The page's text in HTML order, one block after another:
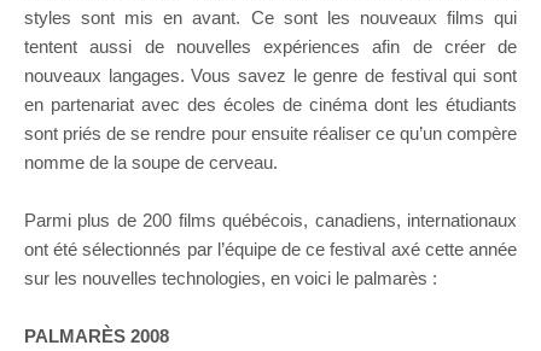
styles sont mis en avant. Ce sont les nouveaux films qui
tentent aussi de nouvelles expériences afin de créer de
nouveaux langages. Vous savez le genre de festival qui sont
en partenariat avec des écoles de cinéma dont les étudiants
sont priés de se rendre pour ensuite réaliser ce qu’un compère
nomme de la soupe de cerveau.
Parmi plus de 200 films québécois, canadiens, internationaux
ont été sélectionnés par l’équipe de ce festival axé cette année
sur les nouvelles technologies, en voici le palmarès :
PALMARÈS 2008